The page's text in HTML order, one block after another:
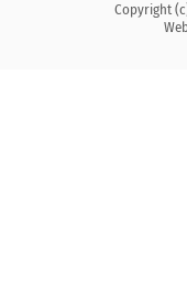
Copyright